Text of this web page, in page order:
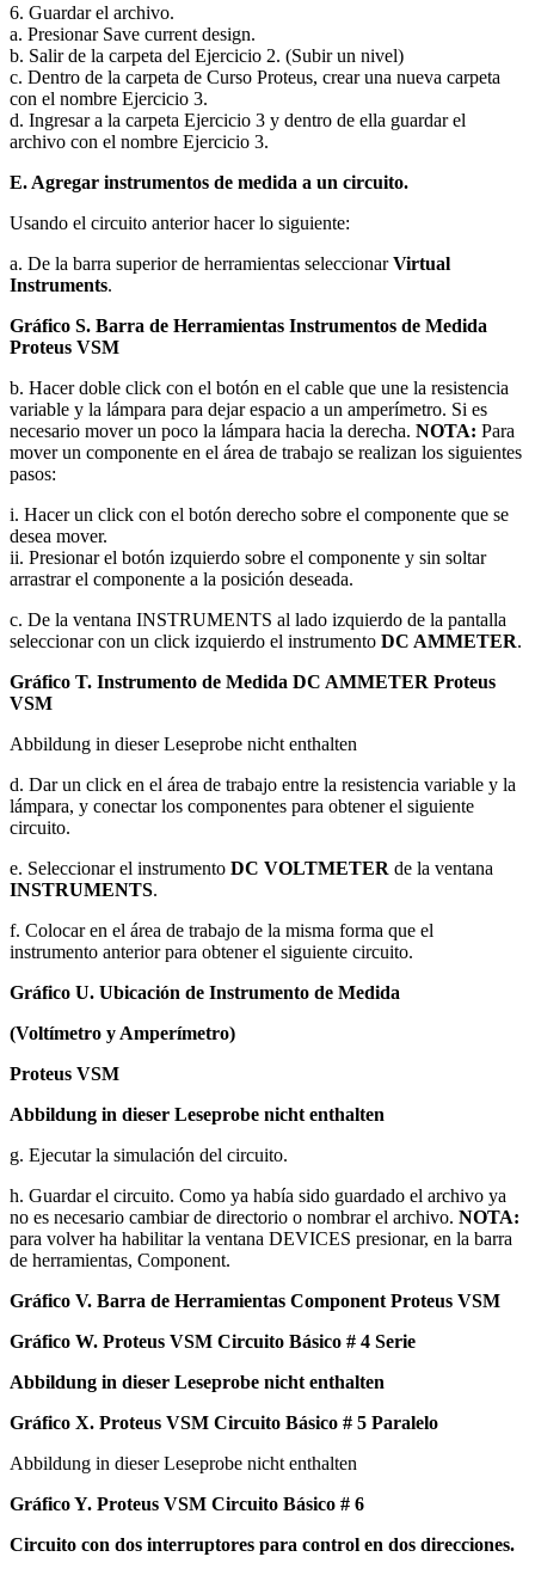
6. Guardar el archivo.
a. Presionar Save current design.
b. Salir de la carpeta del Ejercicio 2. (Subir un nivel)
c. Dentro de la carpeta de Curso Proteus, crear una nueva carpeta
con el nombre Ejercicio 3.
d. Ingresar a la carpeta Ejercicio 3 y dentro de ella guardar el
archivo con el nombre Ejercicio 3.
E. Agregar instrumentos de medida a un circuito.
Usando el circuito anterior hacer lo siguiente:
a. De la barra superior de herramientas seleccionarVirtual
Instruments.
Gráfico S. Barra de Herramientas Instrumentos de Medida
Proteus VSM
b. Hacer doble click con el botón en el cable que une la resistencia
variable y la lámpara para dejar espacio a un amperímetro. Si es
necesario mover un poco la lámpara hacia la derecha. NOTA: Para
mover un componente en el área de trabajo se realizan los siguientes
pasos:
i. Hacer un click con el botón derecho sobre el componente que se
desea mover.
ii. Presionar el botón izquierdo sobre el componente y sin soltar
arrastrar el componente a la posición deseada.
c. De la ventana INSTRUMENTS al lado izquierdo de la pantalla
seleccionar con un click izquierdo el instrumento DC AMMETER.
Gráfico T. Instrumento de Medida DC AMMETER Proteus
VSM
Abbildung in dieser Leseprobe nicht enthalten
d. Dar un click en el área de trabajo entre la resistencia variable y la
lámpara, y conectar los componentes para obtener el siguiente
circuito.
e. Seleccionar el instrumento DC VOLTMETER de la ventana
INSTRUMENTS.
f. Colocar en el área de trabajo de la misma forma que el
instrumento anterior para obtener el siguiente circuito.
Gráfico U. Ubicación de Instrumento de Medida
(Voltímetro y Amperímetro)
Proteus VSM
Abbildung in dieser Leseprobe nicht enthalten
g. Ejecutar la simulación del circuito.
h. Guardar el circuito. Como ya había sido guardado el archivo ya
no es necesario cambiar de directorio o nombrar el archivo. NOTA:
para volver ha habilitar la ventana DEVICES presionar, en la barra
de herramientas, Component.
Gráfico V. Barra de Herramientas Component Proteus VSM
Gráfico W. Proteus VSM Circuito Básico # 4 Serie
Abbildung in dieser Leseprobe nicht enthalten
Gráfico X. Proteus VSM Circuito Básico # 5 Paralelo
Abbildung in dieser Leseprobe nicht enthalten
Gráfico Y. Proteus VSM Circuito Básico # 6
Circuito con dos interruptores para control en dos direcciones.